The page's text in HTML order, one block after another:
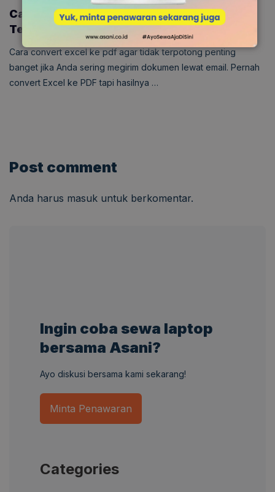
Cara Convert Excel ke Pdf agar Tidak
Terpotong
Cara convert excel ke pdf agar tidak terpotong penting
banget jika Anda sering megirim dokumen lewat email. Pernah
convert Excel ke PDF tapi hasilnya …
Post comment
Anda harus masuk untuk berkomentar.
Ingin coba sewa laptop
bersama Asani?
Ayo diskusi bersama kami sekarang!
Minta Penawaran
Categories